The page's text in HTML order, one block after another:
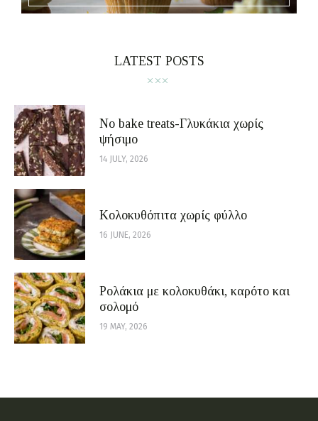
LATEST POSTS
No bake treats-Γλυκάκια χωρίς
ψήσιμο
14 JULY, 2026
Κολοκυθόπιτα χωρίς φύλλο
16 JUNE, 2026
Ρολάκια με κολοκυθάκι, καρότο και
σολομό
19 MAY, 2026